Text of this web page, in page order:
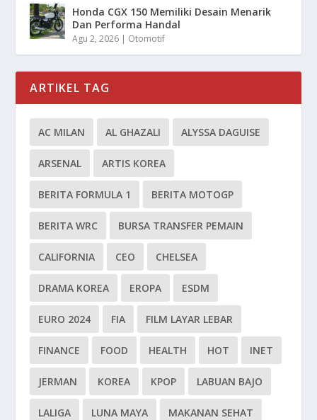
Honda CGX 150 Memiliki Desain Menarik
Dan Performa Handal
Agu 2, 2026 | Otomotif
ARTIKEL TAG
AC MILAN AL GHAZALI ALYSSA DAGUISE
ARSENAL ARTIS KOREA
BERITA FORMULA 1 BERITA MOTOGP
BERITA WRC BURSA TRANSFER PEMAIN
CALIFORNIA CEO CHELSEA
DRAMA KOREA EROPA ESDM
EURO 2024 FIA FILM LAYAR LEBAR
FINANCE FOOD HEALTH HOT INET
JERMAN KOREA KPOP LABUAN BAJO
LALIGA LUNA MAYA MAKANAN SEHAT